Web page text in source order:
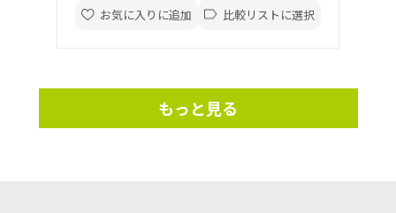
お気に入りに追加 比較リストに選択
もっと見る